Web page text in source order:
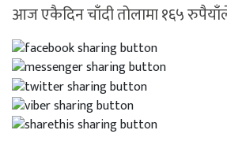
आज एकैदिन चाँदी तोलामा १६५